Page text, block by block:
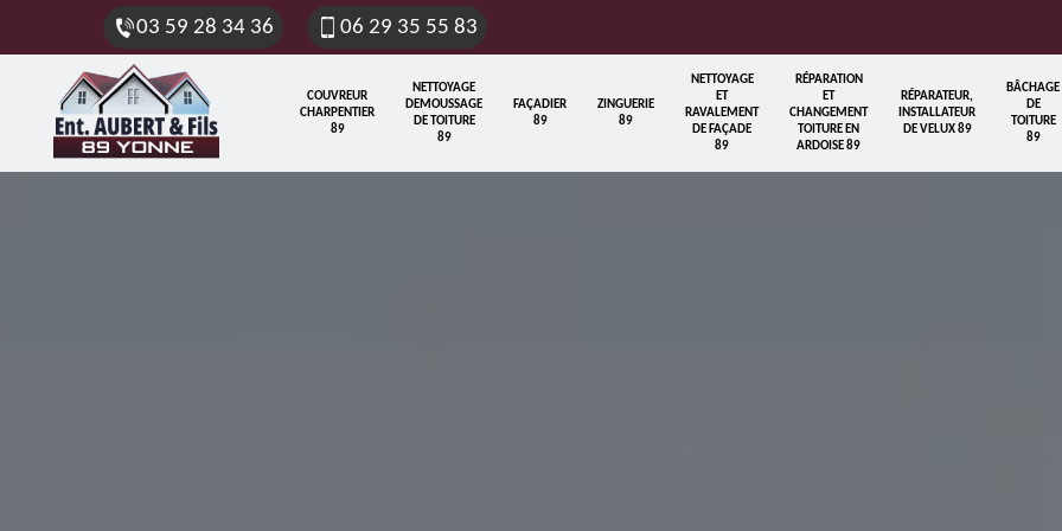
03 59 28 34 36 06 29 35 55 83
COUVREUR
CHARPENTIER
89
NETTOYAGE
DEMOUSSAGE
DE TOITURE
89
FAÇADIER
89
ZINGUERIE
89
NETTOYAGE
ET
RAVALEMENT
DE FAÇADE
89
RÉPARATION
ET
CHANGEMENT
TOITURE EN
ARDOISE 89
RÉPARATEUR,
INSTALLATEUR
DE VELUX 89
BÂCHAGE
DE
TOITURE
89